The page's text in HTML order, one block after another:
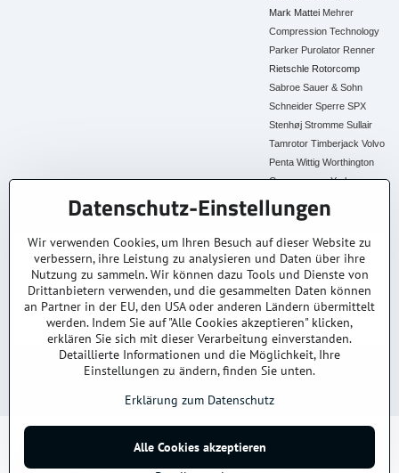
Mark Mattei Mehrer
Compression Technology
Parker Purolator Renner
Rietschle Rotorcomp
Sabroe Sauer & Sohn
Schneider Sperre SPX
Stenhøj Stromme Sullair
Tamrotor Timberjack Volvo
Penta Wittig Worthington
Creyssensac York
Alle Ersatzteile
30+ Jahre Erfahrung
Branchenexperten
Lagerware
Schneller Versand AT &
DE
Original & Kompatibel
Ersatzteile aller Marken
Faire Preise
Top Preis-Leistung
Fachberatung
Persönlich & kompetent
AGBVersand & LieferungKontakt / Anfrage
© 2026Urheberrecht
Datenschutz-EinstellungenErklärung zum Datenschutz
Datenschutz-Einstellungen
Wir verwenden Cookies, um Ihren Besuch auf dieser Website zu
verbessern, ihre Leistung zu analysieren und Daten über ihre
Nutzung zu sammeln. Wir können dazu Tools und Dienste von
Drittanbietern verwenden, und die gesammelten Daten können
an Partner in der EU, den USA oder anderen Ländern übermittelt
werden. Indem Sie auf "Alle Cookies akzeptieren" klicken,
erklären Sie sich mit dieser Verarbeitung einverstanden.
Detaillierte Informationen und die Möglichkeit, Ihre
Einstellungen zu ändern, finden Sie unten.
Erklärung zum Datenschutz
Alle Cookies akzeptieren